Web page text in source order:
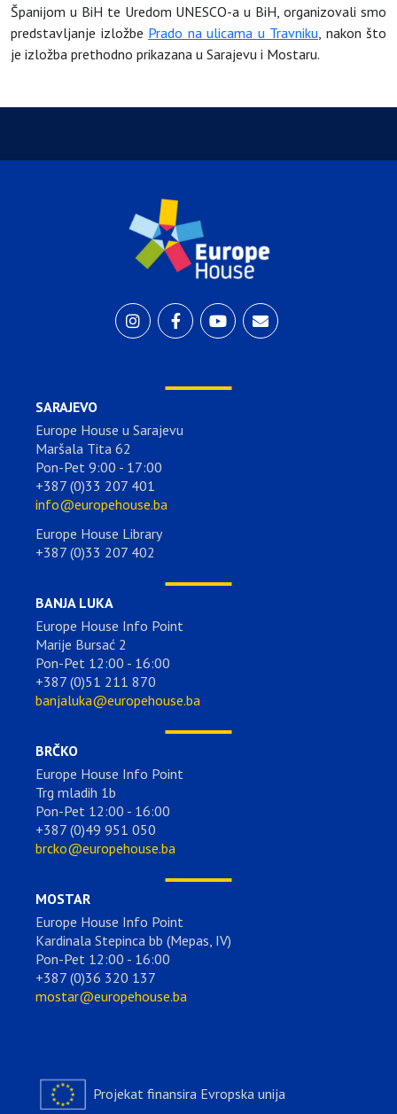
Španijom u BiH te Uredom UNESCO-a u BiH, organizovali smo
predstavljanje izložbe Prado na ulicama u Travniku , nakon što
je izložba prethodno prikazana u Sarajevu i Mostaru.
SARAJEVO
Europe House u Sarajevu
Maršala Tita 62
Pon-Pet 9:00 - 17:00
+387 (0)33 207 401
info@europehouse.ba
Europe House Library
+387 (0)33 207 402
BANJA LUKA
Europe House Info Point
Marije Bursać 2
Pon-Pet 12:00 - 16:00
+387 (0)51 211 870
banjaluka@europehouse.ba
BRČKO
Europe House Info Point
Trg mladih 1b
Pon-Pet 12:00 - 16:00
+387 (0)49 951 050
brcko@europehouse.ba
MOSTAR
Europe House Info Point
Kardinala Stepinca bb (Mepas, IV)
Pon-Pet 12:00 - 16:00
+387 (0)36 320 137
mostar@europehouse.ba
Projekat finansira Evropska unija